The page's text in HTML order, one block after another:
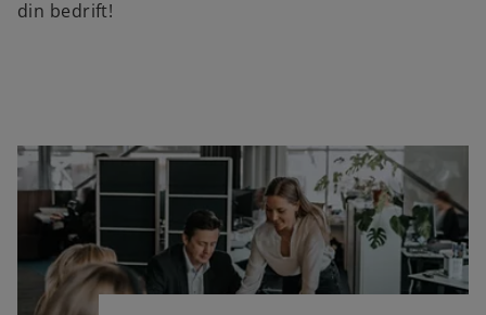
din bedrift!